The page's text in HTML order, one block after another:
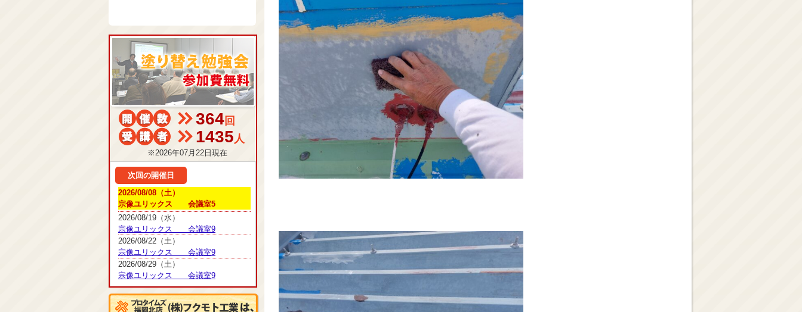
364回
1435人
※2026年07月22日現在
次回の開催日
2026/08/08（土）
宗像ユリックス 会議室5
2026/08/19（水）
宗像ユリックス 会議室9
2026/08/22（土）
宗像ユリックス 会議室9
2026/08/29（土）
宗像ユリックス 会議室9